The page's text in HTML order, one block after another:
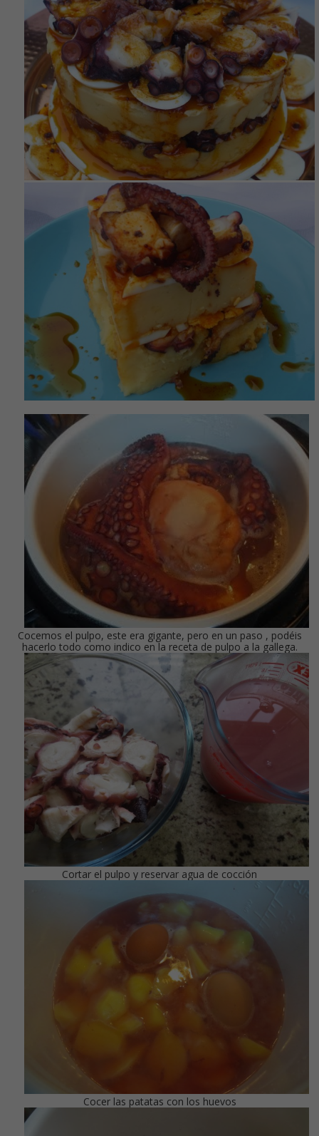
Cocemos el pulpo, este era gigante, pero en un paso , podéis
hacerlo todo como indico en la receta de pulpo a la gallega.
Cortar el pulpo y reservar agua de cocción
Cocer las patatas con los huevos